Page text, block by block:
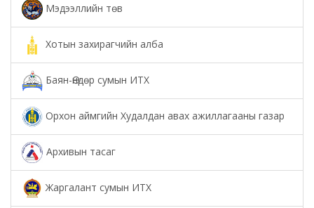
Мэдээллийн төв
Хотын захирагчийн алба
Баян-Өндөр сумын ИТХ
Орхон аймгийн Худалдан авах ажиллагааны газар
Архивын тасаг
Жаргалант сумын ИТХ